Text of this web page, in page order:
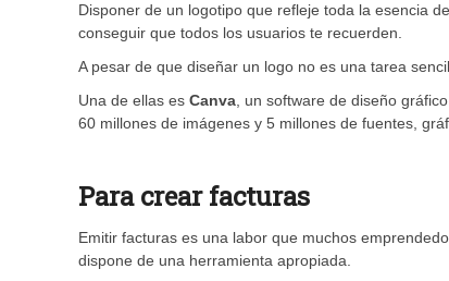
Disponer de un logotipo que refleje toda la esencia
conseguir que todos los usuarios te recuerden.
A pesar de que diseñar un logo no es una tarea
Una de ellas es Canva, un software de diseño
60 millones de imágenes y 5 millones de fuentes,
Para crear facturas
Emitir facturas es una labor que muchos
dispone de una herramienta apropiada.